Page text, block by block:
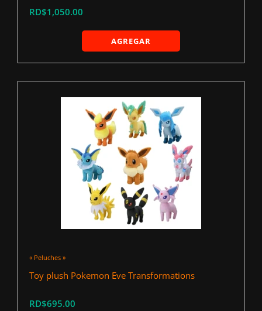
RD$1,050.00
AGREGAR
« Peluches »
Toy plush Pokemon Eve Transformations
RD$695.00